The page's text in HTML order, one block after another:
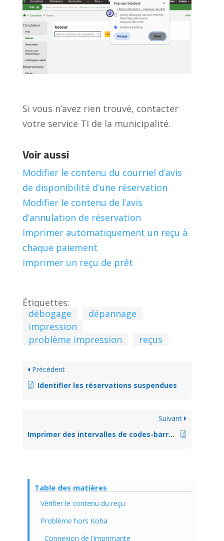
Si vous n’avez rien trouvé, contacter
votre service TI de la municipalité.
Voir aussi
Modifier le contenu du courriel d’avis
de disponibilité d’une réservation
Modifier le contenu de l’avis
d’annulation de réservation
Imprimer automatiquement un reçu à
chaque paiement
Imprimer un reçu de prêt
Étiquettes:
débogage
dépannage
impression
problème impression
reçus
Précédent
Identifier les réservations suspendues
Suivant
Imprimer des intervalles de codes-barres
Table des matières
Vérifier le contenu du reçu
Problème hors Koha
Connexion de l’imprimante